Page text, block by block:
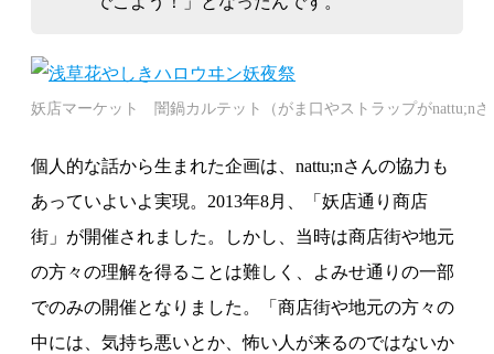
妖店マーケット 闇鍋カルテット（がま口やストラップがnattu;nさ
個人的な話から生まれた企画は、nattu;nさんの協力も
あっていよいよ実現。2013年8月、「妖店通り商店
街」が開催されました。しかし、当時は商店街や地元
の方々の理解を得ることは難しく、よみせ通りの一部
でのみの開催となりました。「商店街や地元の方々の
中には、気持ち悪いとか、怖い人が来るのではないか